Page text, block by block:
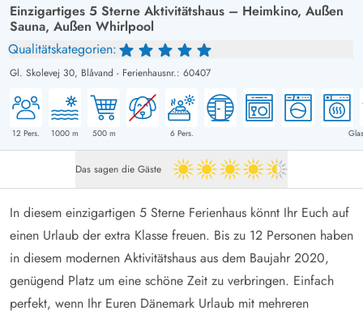
Einzigartiges 5 Sterne Aktivitätshaus – Heimkino, Außen
Sauna, Außen Whirlpool
Qualitätskategorien:
Gl. Skolevej 30, Blåvand - Ferienhausnr.: 60407
12 Pers. 1000 m 500m 6Pers.
Das sagen die Gäste 4.5 von 5
In diesem einzigartigen 5 Sterne Ferienhaus könnt Ihr Euch auf
einen Urlaub der extra Klasse freuen. Bis zu 12 Personen haben
in diesem modernen Aktivitätshaus aus dem Baujahr 2020,
genügend Platz um eine schöne Zeit zu verbringen. Einfach
perfekt, wenn Ihr Euren Dänemark Urlaub mit mehreren